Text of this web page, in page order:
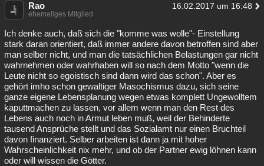
Rao 16.02.2017 um 16:48
ehemaliges Mitglied
Ich denke auch, daß sich die "komme was wolle"- Einstellung
stark daran orientiert, daß immer andere davon betroffen sind aber
man selber nicht, und man die tatsächlichen Belastungen gar nicht
wahrnehmen oder wahrhaben will so nach dem Motto "wenn die
Leute nicht so egoistisch sind dann wird das schon". Aber es
gehört imho schon gewaltiger Masochismus dazu, sich seine
ganze eigene Lebensplanung wegen etwas komplett Ungewolltem
kaputtmachen zu lassen, vor allem wenn man den Rest des
Lebens auch noch in Armut leben muß, weil der Behinderte
tausend Ansprüche stellt und das Sozialamt nur einen Bruchteil
davon finanziert. Selber arbeiten ist dann ja mit hoher
Wahrscheinlichkeit nix mehr, und ob der Partner ewig löhnen kann
oder will wissen die Götter.